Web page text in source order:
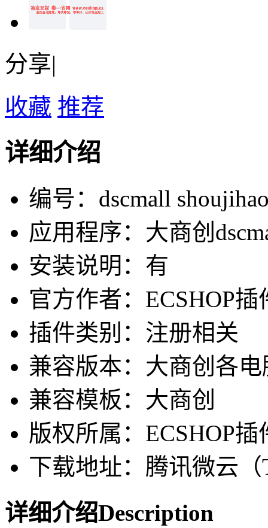
分享|
收藏 推荐
详细介绍
编号：dscmall
应用程序：大商创
安装说明：有
官方作者：ECSHOP插
插件类别：注册相关
兼容版本：大商创各
兼容模板：大商创
版权所属：ECSHOP插
下载地址：腾讯微云（
详细介绍Description